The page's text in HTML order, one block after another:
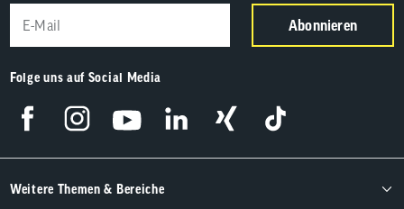
Abonnieren
Folge uns auf Social Media
Weitere Themen & Bereiche